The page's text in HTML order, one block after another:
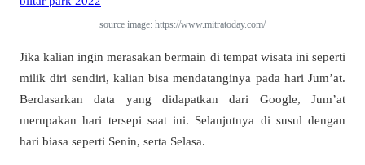
source image: https://www.mitratoday.com/
Jika kalian ingin merasakan bermain di tempat wisata ini seperti
milik diri sendiri, kalian bisa mendatanginya pada hari Jum’at.
Berdasarkan data yang didapatkan dari Google, Jum’at
merupakan hari tersepi saat ini. Selanjutnya di susul dengan
hari biasa seperti Senin, serta Selasa.